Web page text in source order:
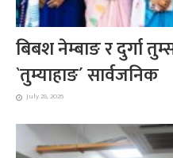
बिबश नेम्बाङ र दुर्गा
`तुम्याहाङ´ सार्वजनिक
July 28, 2026